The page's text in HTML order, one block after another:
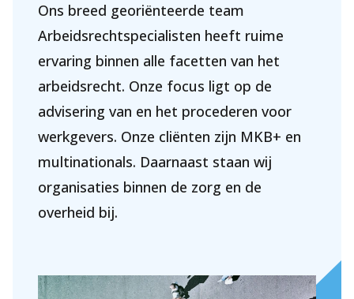
Ons breed georiënteerde team
Arbeidsrechtspecialisten heeft ruime
ervaring binnen alle facetten van het
arbeidsrecht. Onze focus ligt op de
advisering van en het procederen voor
werkgevers. Onze cliënten zijn MKB+ en
multinationals. Daarnaast staan wij
organisaties binnen de zorg en de
overheid bij.